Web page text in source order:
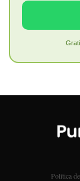
Política